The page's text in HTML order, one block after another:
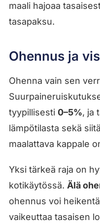
maali hajoaa
tasapaksu.
Ohennus ja
Ohenna vain sen
tyypillisesti 0–5%, ja
lämpötilasta sekä
maalattava kappale
Yksi tärkeä raja on
kotikäytössä. Älä
ohennus voi
vaikeuttaa tasaisen